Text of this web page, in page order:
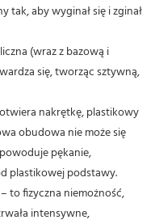
aby wyginał się i zginał
(wraz z bazową i
​​się, tworząc sztywną,
nakrętkę, plastikowy
obudowa nie może się
pękanie,
plastikowej podstawy.
to fizyczna niemożność,
intensywne,